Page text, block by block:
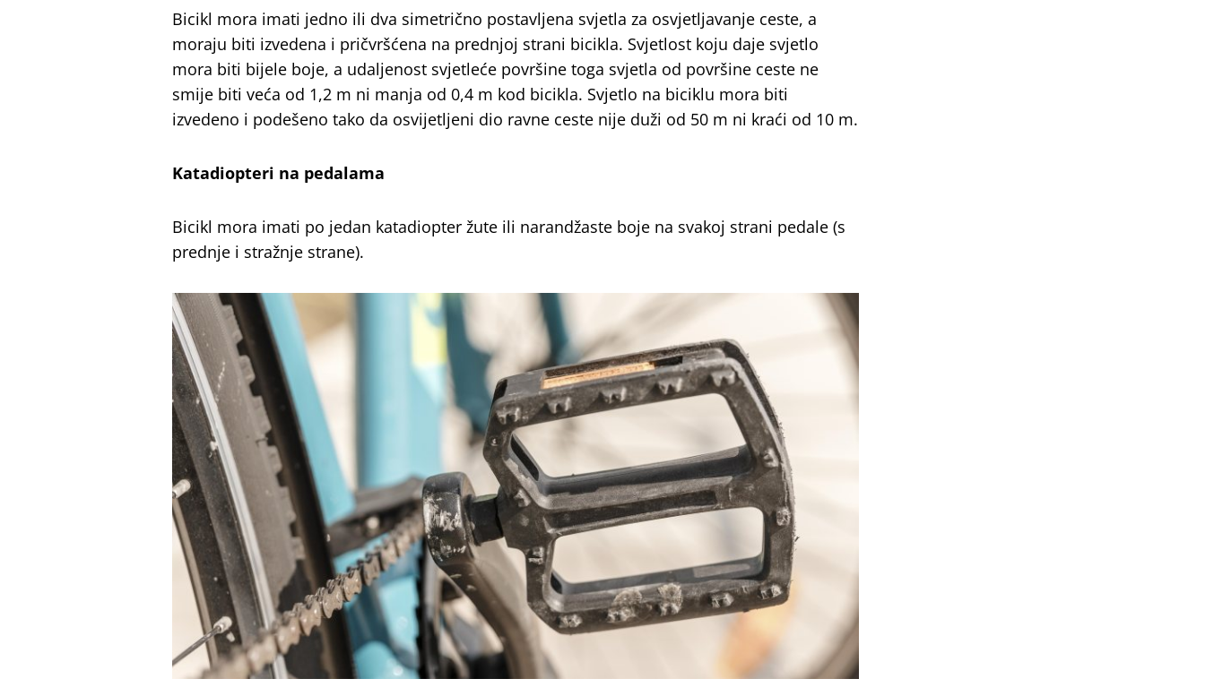
Bicikl mora imati jedno ili dva simetrično postavljena svjetla za osvjetljavanje ceste, a
moraju biti izvedena i pričvršćena na prednjoj strani bicikla. Svjetlost koju daje svjetlo
mora biti bijele boje, a udaljenost svjetleće površine toga svjetla od površine ceste ne
smije biti veća od 1,2 m ni manja od 0,4 m kod bicikla. Svjetlo na biciklu mora biti
izvedeno i podešeno tako da osvijetljeni dio ravne ceste nije duži od 50 m ni kraći od 10 m.
Katadiopteri na pedalama
Bicikl mora imati po jedan katadiopter žute ili narandžaste boje na svakoj strani pedale (s
prednje i stražnje strane).